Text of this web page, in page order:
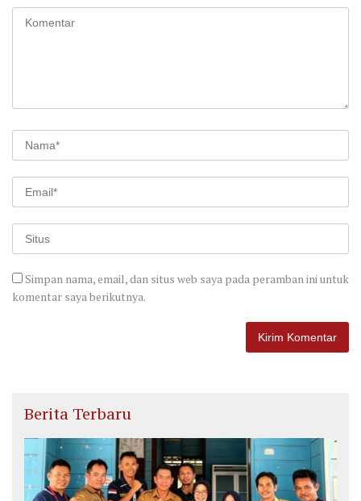
Simpan nama, email, dan situs web saya pada peramban ini untuk
komentar saya berikutnya.
Berita Terbaru